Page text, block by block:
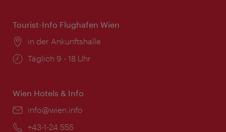
Tourist-Info Flughafen Wien
Ort:
in der Ankunftshalle
Öffnungszeiten:
Täglich 9 - 18 Uhr
Wien Hotels & Info
Email:
info@wien.info
Telefon:
+43-1-24 555